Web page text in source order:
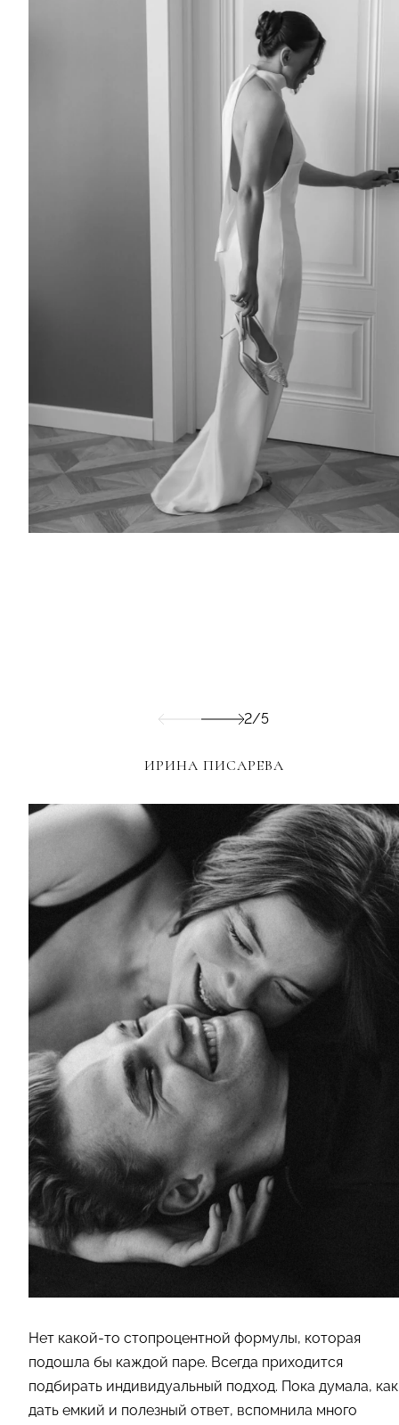
2/5
ИРИНА ПИСАРЕВА
Нет какой-то стопроцентной формулы, которая
подошла бы каждой паре. Всегда приходится
подбирать индивидуальный подход. Пока думала, как
дать емкий и полезный ответ, вспомнила много